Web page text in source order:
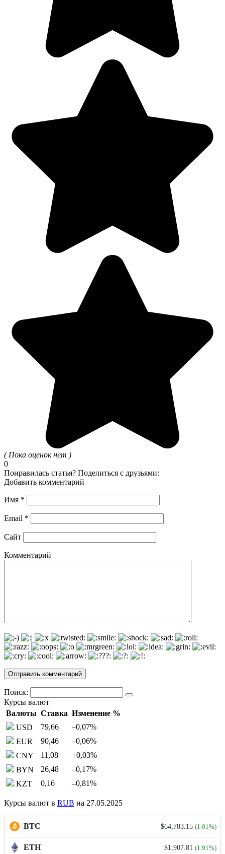
( Пока оценок нет )
0
Понравилась статья? Поделиться с друзьями:
Добавить комментарий
Имя *
Email *
Сайт
Комментарий
Поиск:
Курсы валют
Валюты Ставка Изменение %
USD
79,66 –0,07%
EUR
90,46 –0,06%
CNY
11,08 +0,03%
BYN
26,48 –0,17%
KZT
0,16 –0,81%
Курсы валют в RUB на 27.05.2025
BTC $64,783.15 (1.01%)
ETH $1,907.81 (1.91%)